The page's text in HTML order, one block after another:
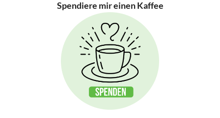
Spendiere mir einen Kaffee